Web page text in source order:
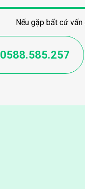
Nếu gặp bất cứ
0588.585.257